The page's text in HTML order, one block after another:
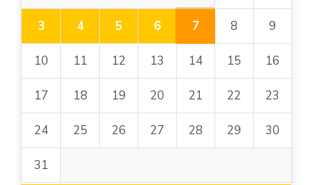
3 4 5 6 7 8 9
10 11 12 13 14 15 16
17 18 19 20 21 22 23
24 25 26 27 28 29 30
31